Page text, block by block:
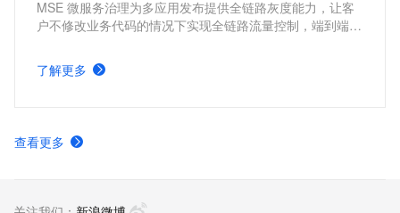
MSE 微服务治理为多应用发布提供全链路灰度能力，让客
户不修改业务代码的情况下实现全链路流量控制，端到端构
发布新版本的情况下，支持多个应用进行灰度验证，确保应
用平滑发布上线。
了解更多
查看更多